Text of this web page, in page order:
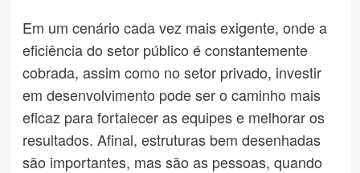
Em um cenário cada vez mais exigente, onde a
eficiência do setor público é constantemente
cobrada, assim como no setor privado, investir
em desenvolvimento pode ser o caminho mais
eficaz para fortalecer as equipes e melhorar os
resultados. Afinal, estruturas bem desenhadas
são importantes, mas são as pessoas, quando